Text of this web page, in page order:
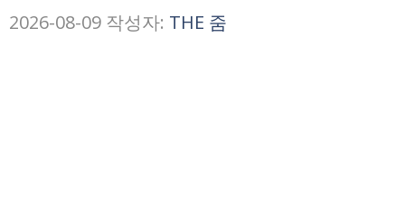
2026-08-09 작성자: THE 줌